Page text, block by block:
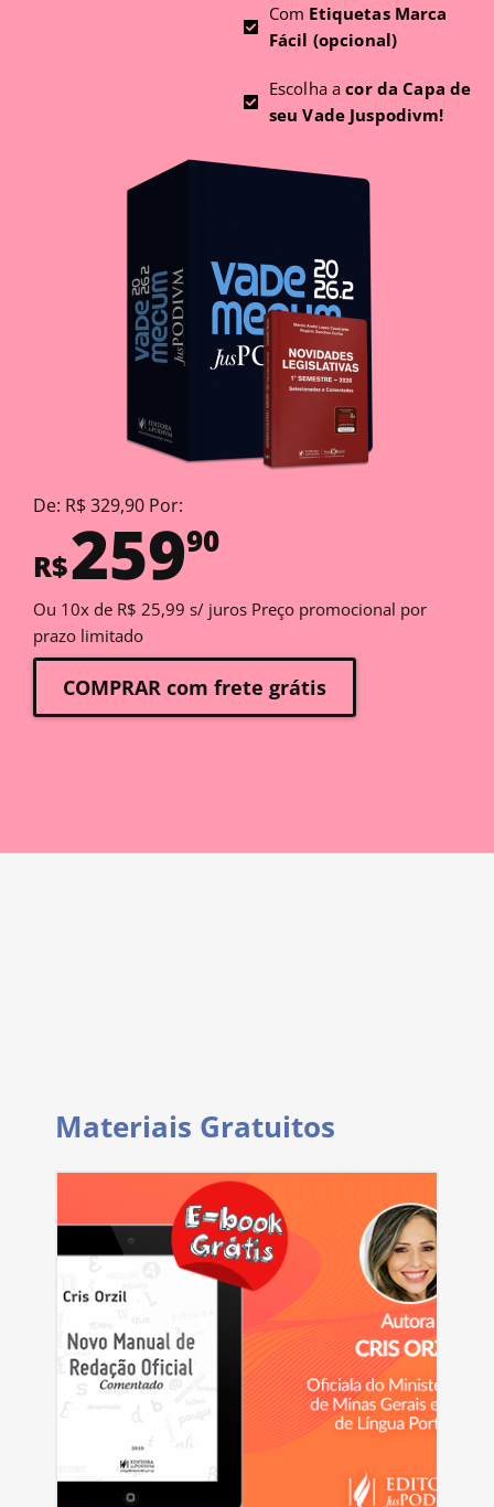
Com Etiquetas Marca
Fácil (opcional)
Escolha acor da Capa de
seu Vade Juspodivm!
De: R$ 329,90 Por:
R$25990
Ou 10x de R$ 25,99 s/ juros Preço promocional por
prazo limitado
COMPRAR com frete grátis
Materiais Gratuitos